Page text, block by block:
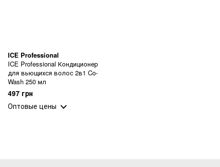
ICE Professional
ICE Professional Кондиционер
для вьющихся волос 2в1 Co-
Wash 250 мл
497 грн
Оптовые цены